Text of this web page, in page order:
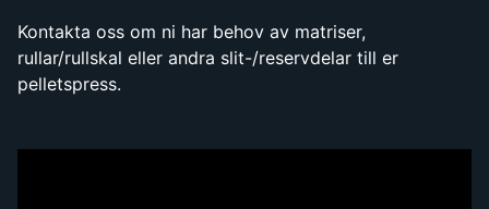
Kontakta oss om ni har behov av matriser,
rullar/rullskal eller andra slit-/reservdelar till er
pelletspress.